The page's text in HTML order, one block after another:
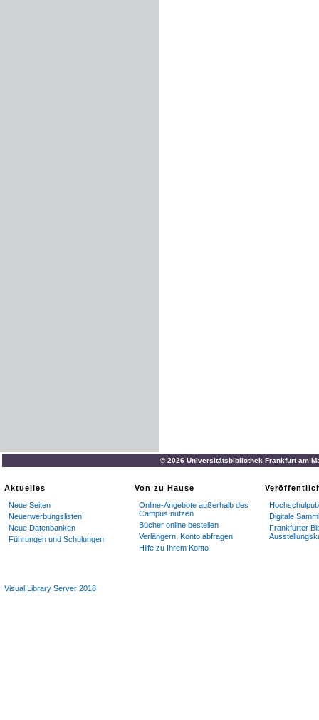
© 2026 Universitätsbibliothek Frankfurt am
Aktuelles
Neue Seiten
Neuerwerbungslisten
Neue Datenbanken
Führungen und Schulungen
Von zu Hause
Online-Angebote außerhalb des
Campus nutzen
Bücher online bestellen
Verlängern, Konto abfragen
Hilfe zu Ihrem Konto
Digitale
Frankfurter
Visual Library Server 2018